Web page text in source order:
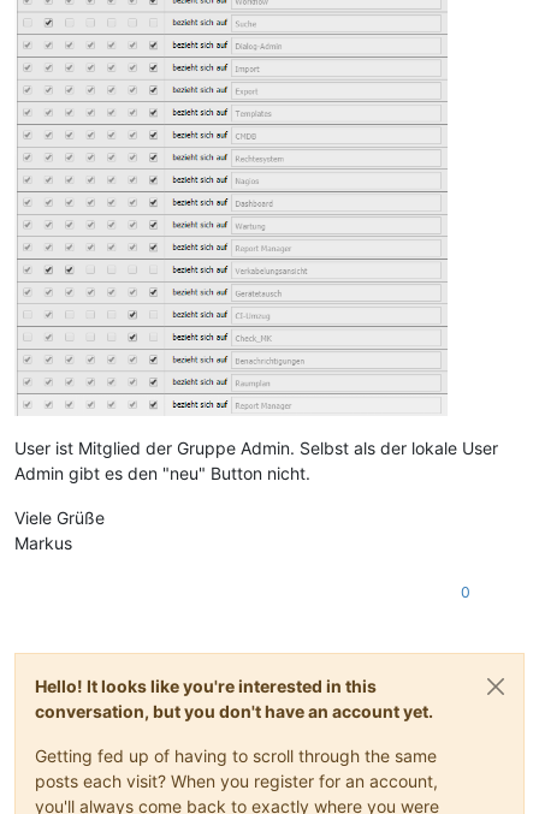
User ist Mitglied der Gruppe Admin. Selbst als der lokale User
Admin gibt es den "neu" Button nicht.
Viele Grüße
Markus
0
Hello! It looks like you're interested in this
conversation, but you don't have an account yet.
Getting fed up of having to scroll through the same
posts each visit? When you register for an account,
you'll always come back to exactly where you were